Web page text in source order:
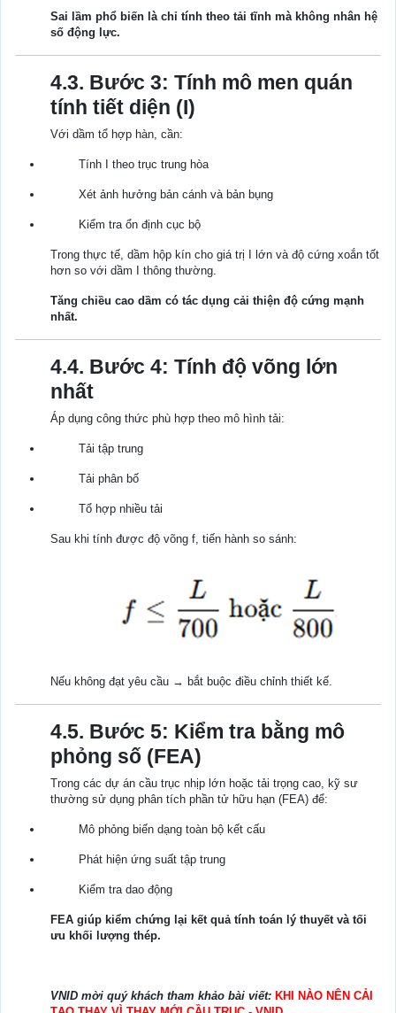
Sai lầm phổ biến là chỉ tính theo tải tĩnh mà không nhân hệ
số động lực.
4.3. Bước 3: Tính mô men quán
tính tiết diện (I)
Với dầm tổ hợp hàn, cần:
Tính I theo trục trung hòa
Xét ảnh hưởng bản cánh và bản bụng
Kiểm tra ổn định cục bộ
Trong thực tế, dầm hộp kín cho giá trị I lớn và độ cứng xoắn tốt
hơn so với dầm I thông thường.
Tăng chiều cao dầm có tác dụng cải thiện độ cứng mạnh
nhất.
4.4. Bước 4: Tính độ võng lớn
nhất
Áp dụng công thức phù hợp theo mô hình tải:
Tải tập trung
Tải phân bố
Tổ hợp nhiều tải
Sau khi tính được độ võng f, tiến hành so sánh:
Nếu không đạt yêu cầu → bắt buộc điều chỉnh thiết kế.
4.5. Bước 5: Kiểm tra bằng mô
phỏng số (FEA)
Trong các dự án cầu trục nhịp lớn hoặc tải trọng cao, kỹ sư
thường sử dụng phân tích phần tử hữu hạn (FEA) để:
Mô phỏng biến dạng toàn bộ kết cấu
Phát hiện ứng suất tập trung
Kiểm tra dao động
FEA giúp kiểm chứng lại kết quả tính toán lý thuyết và tối
ưu khối lượng thép.
VNID mời quý khách tham khảo bài viết: KHI NÀO NÊN CẢI